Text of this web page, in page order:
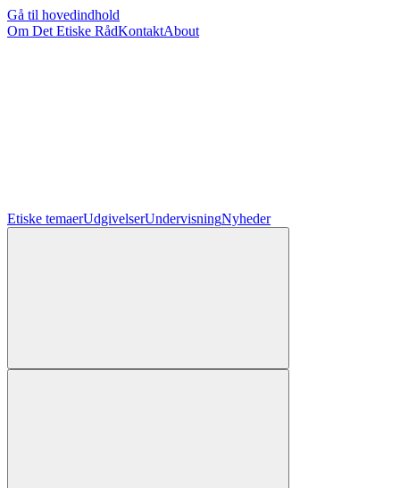
Gå til hovedindhold
Om Det Etiske RådKontaktAbout
Etiske temaerUdgivelserUndervisningNyheder